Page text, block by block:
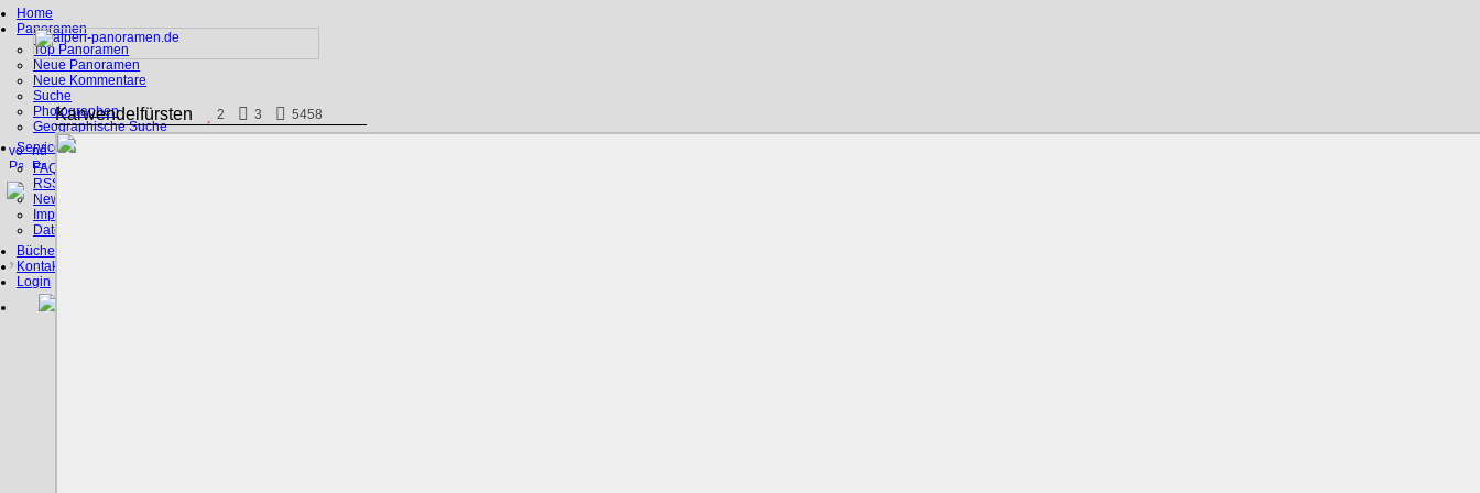
Home
Panoramen
Top Panoramen
Neue Panoramen
Neue Kommentare
Suche
Photographen
Geographische Suche
Service
FAQ
RSS, Google Earth
News
Impressum
Datenschutz
Bücher
Kontakt
Login
Karwendelfürsten 2 3 5458